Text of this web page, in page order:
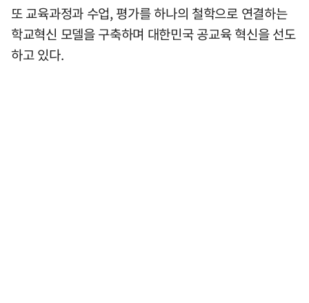
또 교육과정과 수업, 평가를 하나의 철학으로 연결하는
학교혁신 모델을 구축하며 대한민국 공교육 혁신을 선도
하고 있다.